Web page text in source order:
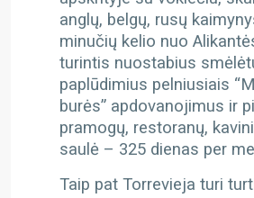
anglų, belgų, rusų
minučių kelio nuo
turintis nuostabius
paplūdimius pelniusiais
burės” apdovanojimus ir
pramogų, restoranų,
saulė – 325 dienas per
Taip pat Torrevieja turi